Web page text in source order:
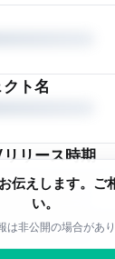
ト名
リース時期
伝えします。ご
い。
は非公開の場合があ